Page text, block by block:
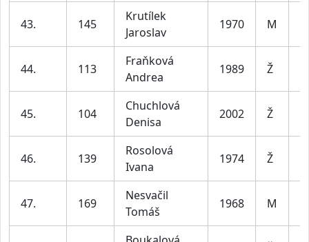
43. 145
Krutílek
Jaroslav
1970 M
44. 113
Fraňková
Andrea
1989 Ž
45. 104
Chuchlová
Denisa
2002 Ž
46. 139
Rosolová
Ivana
1974 Ž
47. 169
Nesvačil
Tomáš
1968 M